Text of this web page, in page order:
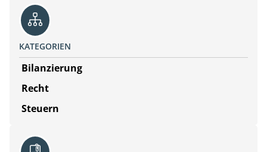
KATEGORIEN
Bilanzierung
Recht
Steuern